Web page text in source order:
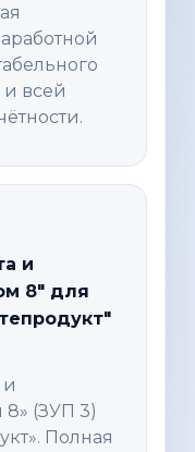
и всей
и
8" для
и
(ЗУП 3)
Полная